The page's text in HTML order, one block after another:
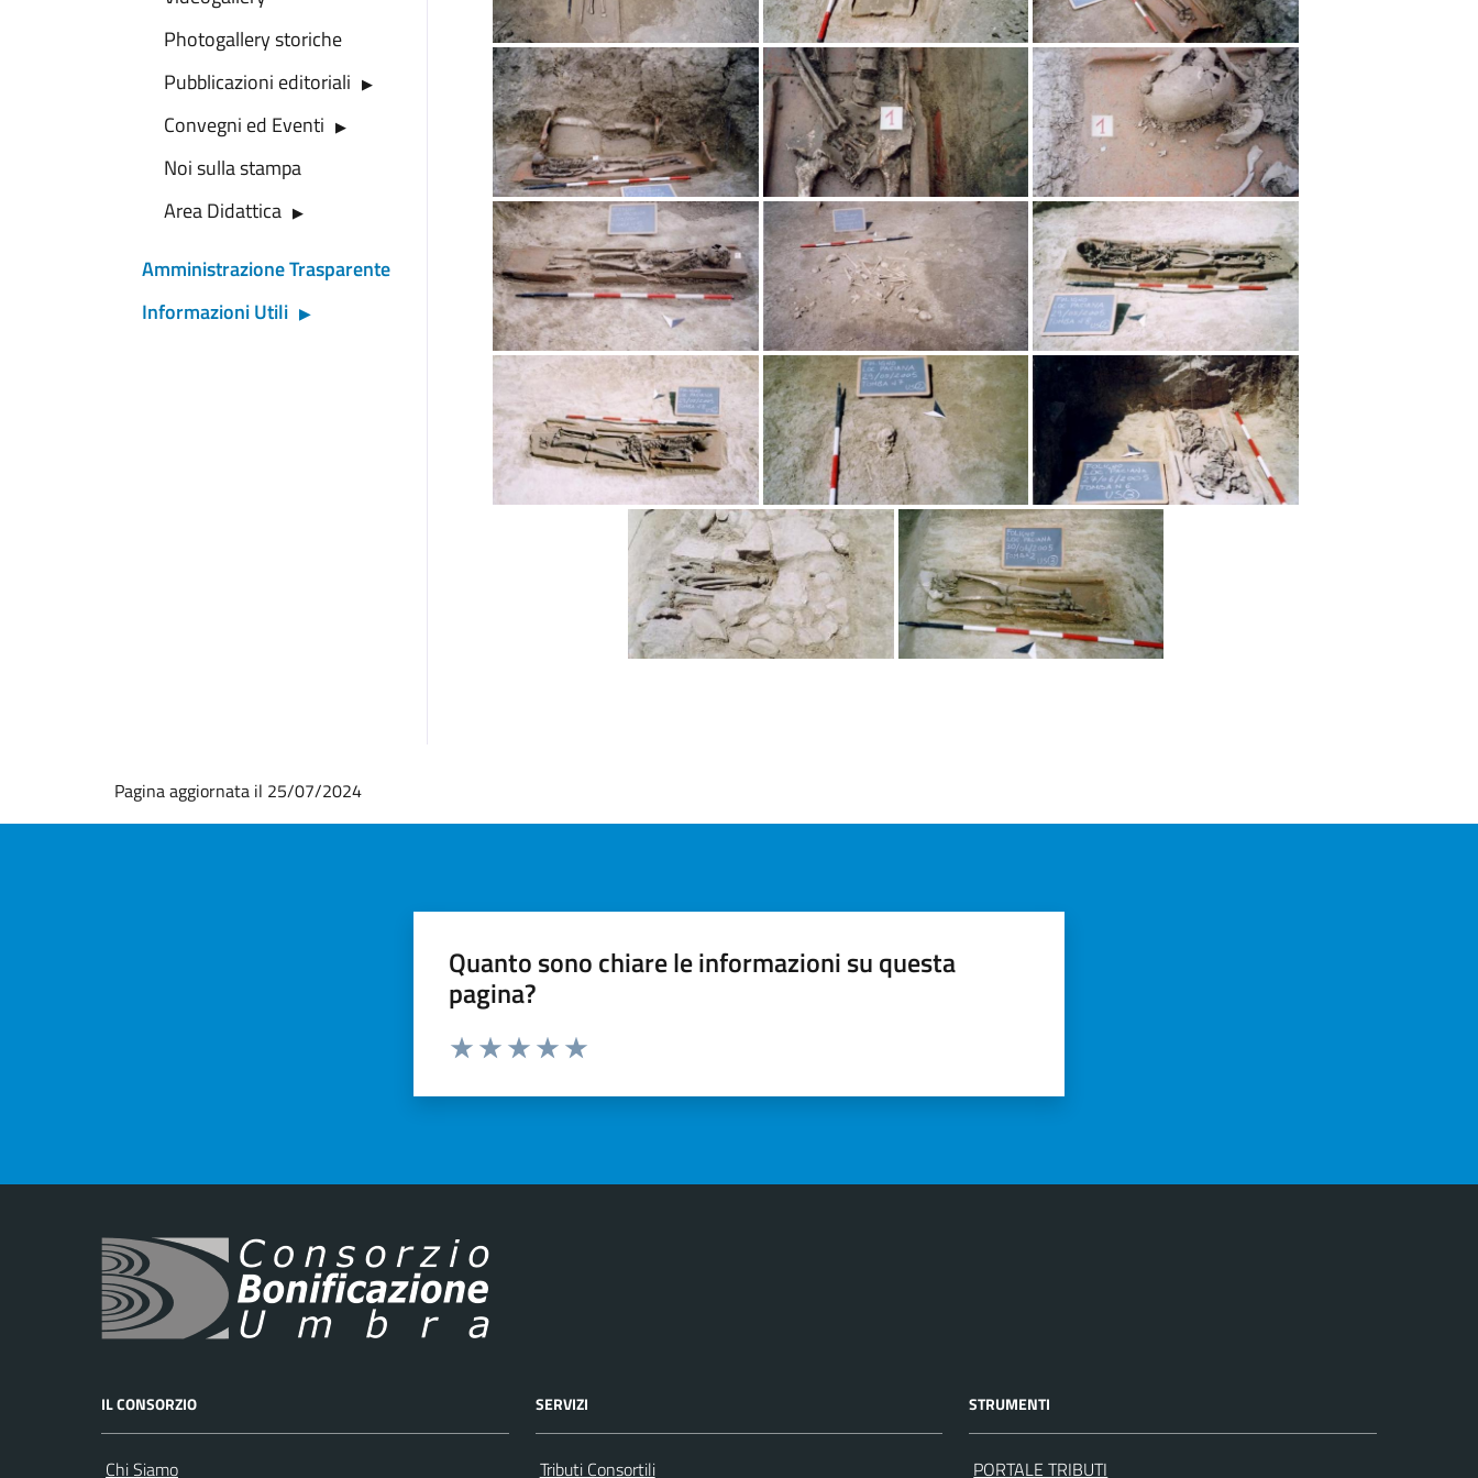
Photogallery storiche
Pubblicazioni editoriali
Convegni ed Eventi
Noi sulla stampa
Area Didattica
Amministrazione Trasparente
Informazioni Utili
Pagina aggiornata il 25/07/2024
Quanto sono chiare le informazioni su questa
pagina?
IL CONSORZIO
Chi Siamo
SERVIZI
Tributi Consortili
STRUMENTI
PORTALE TRIBUTI